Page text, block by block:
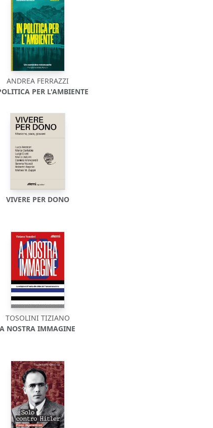
ANDREA FERRAZZI
PER L'AMBIENTE
VIVERE PER DONO
TOSOLINI TIZIANO
A NOSTRA IMMAGINE